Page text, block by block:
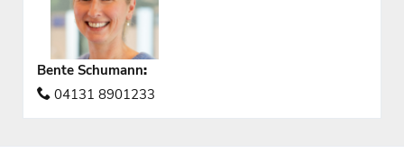
Bente Schumann:
04131 8901233